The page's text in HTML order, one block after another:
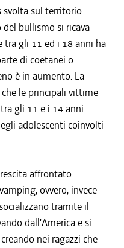
svolta sul territorio
bullismo si ricava
tra gli 11 ed i 18 anni ha
di coetanei o
è in aumento. La
le principali vittime
gli 11 e i 14 anni
adolescenti coinvolti
affrontato
ovvero, invece
tramite il
dall'America e si
nei ragazzi che